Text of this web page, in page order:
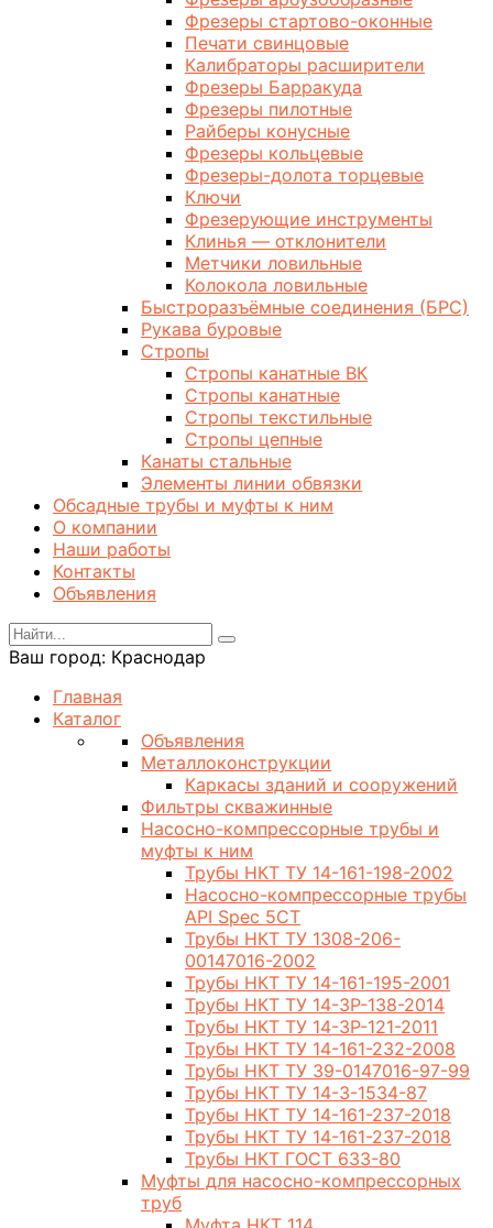
Фрезеры стартово-оконные
Печати свинцовые
Калибраторы расширители
Фрезеры Барракуда
Фрезеры пилотные
Райберы конусные
Фрезеры кольцевые
Фрезеры-долота торцевые
Ключи
Фрезерующие инструменты
Клинья — отклонители
Метчики ловильные
Колокола ловильные
Быстроразъёмные соединения (БРС)
Рукава буровые
Стропы
Стропы канатные ВК
Стропы канатные
Стропы текстильные
Стропы цепные
Канаты стальные
Элементы линии обвязки
Обсадные трубы и муфты к ним
О компании
Наши работы
Контакты
Объявления
Ваш город: Краснодар
Главная
Каталог
Объявления
Металлоконструкции
Каркасы зданий и сооружений
Фильтры скважинные
Насосно-компрессорные трубы и
муфты к ним
Трубы НКТ ТУ 14-161-198-2002
Насосно-компрессорные трубы
API Spec 5CT
Трубы НКТ ТУ 1308-206-
00147016-2002
Трубы НКТ ТУ 14-161-195-2001
Трубы НКТ ТУ 14-3Р-138-2014
Трубы НКТ ТУ 14-3Р-121-2011
Трубы НКТ ТУ 14-161-232-2008
Трубы НКТ ТУ 39-0147016-97-99
Трубы НКТ ТУ 14-3-1534-87
Трубы НКТ ТУ 14-161-237-2018
Трубы НКТ ТУ 14-161-237-2018
Трубы НКТ ГОСТ 633-80
Муфты для насосно-компрессорных
труб